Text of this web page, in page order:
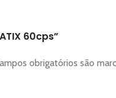
60cps”
obrigatórios são